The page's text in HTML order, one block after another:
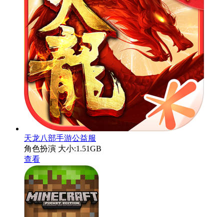
天龙八部手游公益服
角色扮演 大小:1.51GB
查看